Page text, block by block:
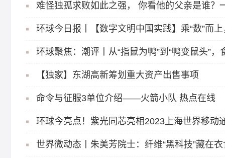
难怪独孤求败如此之强， 你看他的父亲是谁？
环球今日报丨【数字文明中国实践】乘“数”而上
环球聚焦：潮评丨从“指鼠为鸭”到“鸭变鼠头”
【独家】东湖高新筹划重大资产出售事项
命令与征服3单位介绍——火箭小队 热点在线
环球今亮点！紫光同芯亮相2023上海世界移动
世界微动态丨朱美芳院士：纤维“黑科技”藏在